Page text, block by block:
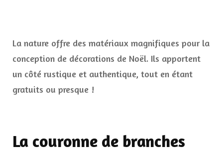
La nature offre des matériaux magnifiques pour la
conception de décorations de Noël. Ils apportent
un côté rustique et authentique, tout en étant
gratuits ou presque !
La couronne de branches